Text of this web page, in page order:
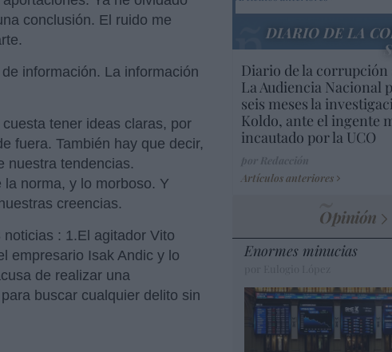
conclusión. El ruido me
información. La información
tener ideas claras, por
fuera. También hay que decir,
nuestra tendencias.
norma, y lo morboso. Y
creencias.
: 1.El agitador Vito
empresario Isak Andic y lo
de realizar una
buscar cualquier delito sin
DIARIO DE LA
Diario de la corrupción
La Audiencia Nacional
seis meses la
Koldo, ante el ingente
incautado por la UCO
Artículos anteriores
Opinión
Enormes minucias